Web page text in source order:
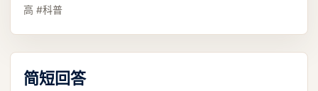
高 #科普
简短回答